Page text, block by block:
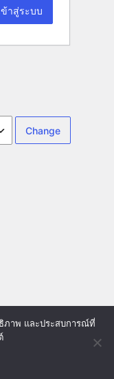
ภาพ และประสบการณ์ที่